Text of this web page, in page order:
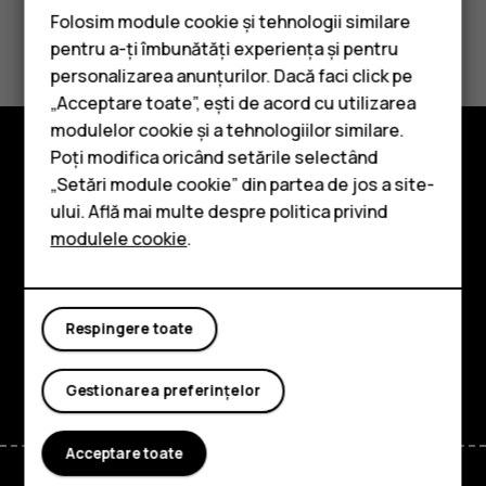
Smartphone-uri
Telefoane clasice
Accesorii
Tablete
Considerați utile aceste informații?
Da Nu
Explorează
Despre
Asistență
FacebookInstagram
TiktokYoutubeLinkedin
Folosim module cookie și tehnologii similare
pentru a-ți îmbunătăți experiența și pentru
personalizarea anunțurilor. Dacă faci click pe
„Acceptare toate”, ești de acord cu utilizarea
modulelor cookie și a tehnologiilor similare.
Poți modifica oricând setările selectând
„Setări module cookie” din partea de jos a site-
ului. Află mai multe despre politica privind
modulele cookie.
Respingere toate
Gestionarea preferințelor
Acceptare toate